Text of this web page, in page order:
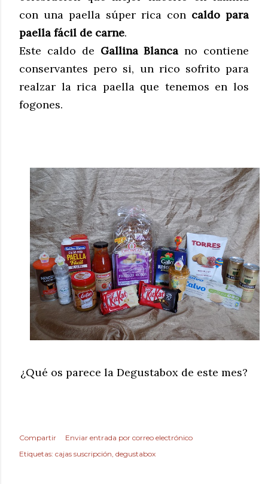
con una paella súper rica con caldo para
paella fácil de carne.
Este caldo de Gallina Blanca no contiene
conservantes pero si, un rico sofrito para
realzar la rica paella que tenemos en los
fogones.
¿Qué os parece la Degustabox de este mes?
Compartir
Enviar entrada por correo electrónico
Etiquetas: cajas suscripción degustabox